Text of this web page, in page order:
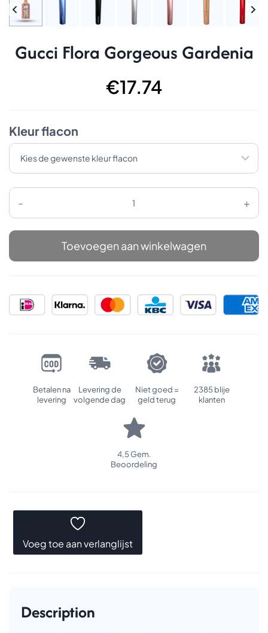
Gucci Flora Gorgeous Gardenia
€17.74
Kleur flacon
Gucci
Flora
Gorgeous
Gardenia
Toevoegen aan winkelwagen
Betalen na
levering
Levering de
volgende dag
Niet goed =
geld terug
2385 blije
klanten
4,5 Gem.
Beoordeling
Voeg toe aan verlanglijst
Description